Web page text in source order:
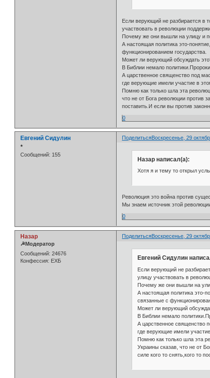
Если верующий не разбирается в
участвовать в революции
Почему же они вышли на улицу и
А настоящая политика это-
функционированием государства.
Может ли верующий обсуждать
В Библии немало
А царственное священство под
где верующие имели участие в
Помню как только шла эта
что не от Бога революции против
поставить.И если вы против
0
ПоделитьсяВоскресенье, 29
Евгений Сидулин
⭒
Сообщений: 155
Назар написал(а):
Хотя я и тему то открыл
Революция это война против
Мы знаем источник этой
0
ПоделитьсяВоскресенье, 29
Назар
☭Модератор
Сообщений: 24676
Конфессия: ЕХБ Евгений Сидулин
Если верующий не
улицу участвовать в
Почему же они вышли на
А настоящая политика это-
связанные с
Может ли верующий
В Библии немало
А царственное священство
где верующие имели
Помню как только шла эта
Украины сказав, что не от
силе кого то снять,кого то